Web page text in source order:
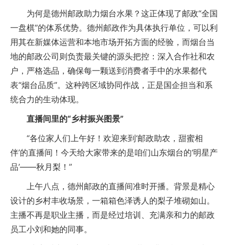
为何是德州邮政助力烟台水果？这正体现了邮政“全国
一盘棋”的体系优势。德州邮政作为具体执行单位，可以利
用其在新媒体运营和本地市场开拓方面的经验，而烟台当
地的邮政公司则负责最关键的源头把控：深入合作社和农
户，严格选品，确保每一颗送到消费者手中的水果都代
表“烟台品质”。这种跨区域协同作战，正是国企担当和系
统合力的生动体现。
直播间里的“乡村振兴图景”
“各位家人们上午好！欢迎来到‘邮政助农，甜蜜相
伴’的直播间！今天给大家带来的是咱们山东烟台的‘明星产
品’——秋月梨！”
上午八点，德州邮政的直播间准时开播。背景是精心
设计的乡村丰收场景，一箱箱色泽诱人的梨子堆砌如山。
主播不再是职业主播，而是经过培训、充满亲和力的邮政
员工小刘和她的同事。